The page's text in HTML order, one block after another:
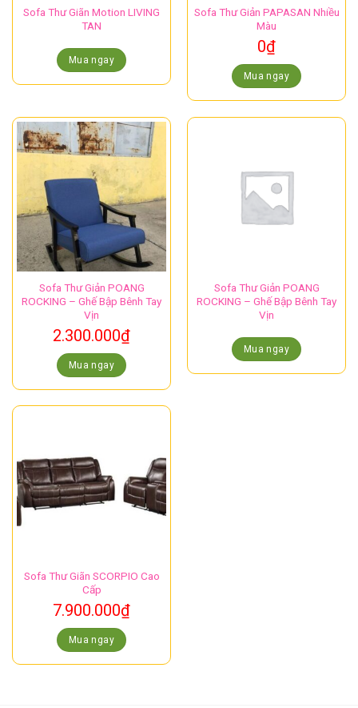
Sofa Thư Giãn Motion LIVING
TAN
Mua ngay
Sofa Thư Giản PAPASAN Nhiều
Màu
0₫
Mua ngay
Sofa Thư Giản POANG
ROCKING – Ghế Bập Bênh Tay
Vịn
2.300.000₫
Mua ngay
Sofa Thư Giản POANG
ROCKING – Ghế Bập Bênh Tay
Vịn
Mua ngay
Sofa Thư Giãn SCORPIO Cao
Cấp
7.900.000₫
Mua ngay